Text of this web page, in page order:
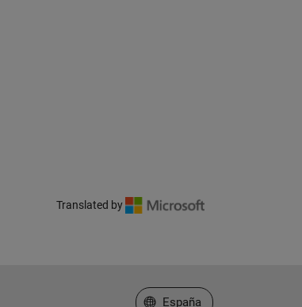
Translated by
Seleccione un país/idioma
España